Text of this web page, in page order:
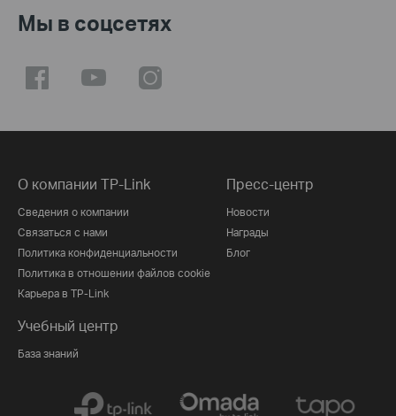
Мы в соцсетях
О компании TP-Link
Сведения о компании
Связаться с нами
Политика конфиденциальности
Политика в отношении файлов cookie
Карьера в TP-Link
Пресс-центр
Новости
Награды
Блог
Учебный центр
База знаний